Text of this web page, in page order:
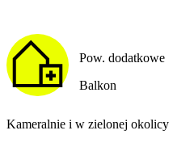
Pow. dodatkowe
Balkon
Kameralnie i w zielonej okolicy